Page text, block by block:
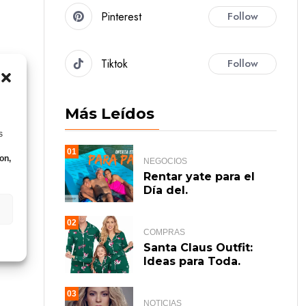
Pinterest Follow
Tiktok Follow
Más Leídos
01
NEGOCIOS
Rentar yate para el
Día del.
02
COMPRAS
Santa Claus Outfit:
Ideas para Toda.
03
NOTICIAS